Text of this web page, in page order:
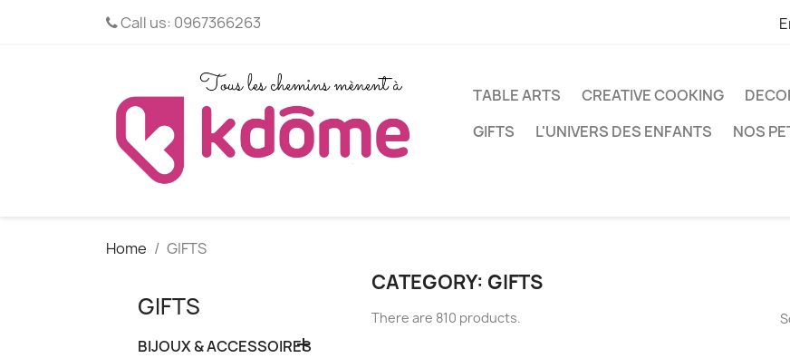
Call us: 0967366263
TABLE ARTS CREATIVE COOKING
GIFTS
L'UNIVERS DES ENFANTS NOS
Home GIFTS
GIFTS
BIJOUX & ACCESSOIRES

CATEGORY: GIFTS
There are 810 products.